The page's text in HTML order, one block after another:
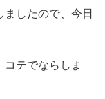
したので、今日
テでならしま